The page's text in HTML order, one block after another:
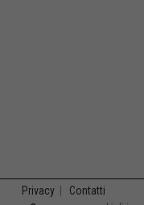
Privacy Contatti